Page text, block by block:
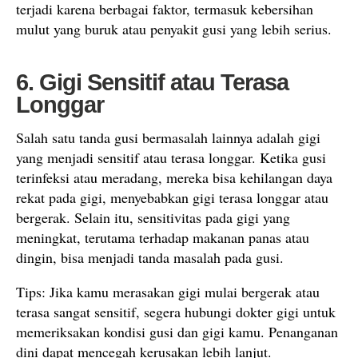
terjadi karena berbagai faktor, termasuk kebersihan
mulut yang buruk atau penyakit gusi yang lebih serius.
6. Gigi Sensitif atau Terasa
Longgar
Salah satu tanda gusi bermasalah lainnya adalah gigi
yang menjadi sensitif atau terasa longgar. Ketika gusi
terinfeksi atau meradang, mereka bisa kehilangan daya
rekat pada gigi, menyebabkan gigi terasa longgar atau
bergerak. Selain itu, sensitivitas pada gigi yang
meningkat, terutama terhadap makanan panas atau
dingin, bisa menjadi tanda masalah pada gusi.
Tips: Jika kamu merasakan gigi mulai bergerak atau
terasa sangat sensitif, segera hubungi dokter gigi untuk
memeriksakan kondisi gusi dan gigi kamu. Penanganan
dini dapat mencegah kerusakan lebih lanjut.